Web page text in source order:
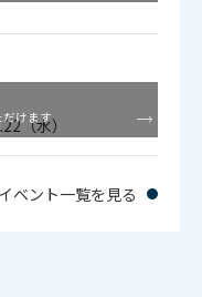
（突起部含ま
（水）
けます
イベント一覧を見る